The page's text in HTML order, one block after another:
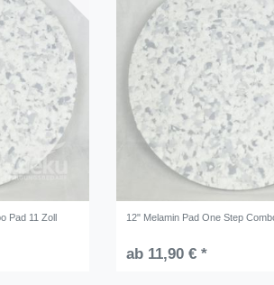
Pad 11 Zoll 12" Melamin Pad One Step
ab 11,90 € *